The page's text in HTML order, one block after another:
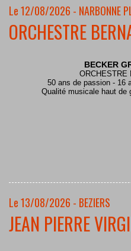
Le 12/08/2026 - NARBONNE
ORCHESTRE
BECKER
ORCHESTRE
50 ans de passion - 16
Qualité musicale haut de
Le 13/08/2026 - BEZIERS
JEAN PIERRE